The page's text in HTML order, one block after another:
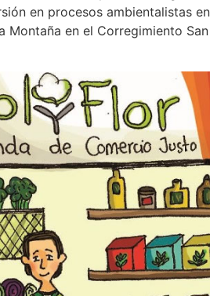
en procesos ambientalistas en
Montaña en el Corregimiento San